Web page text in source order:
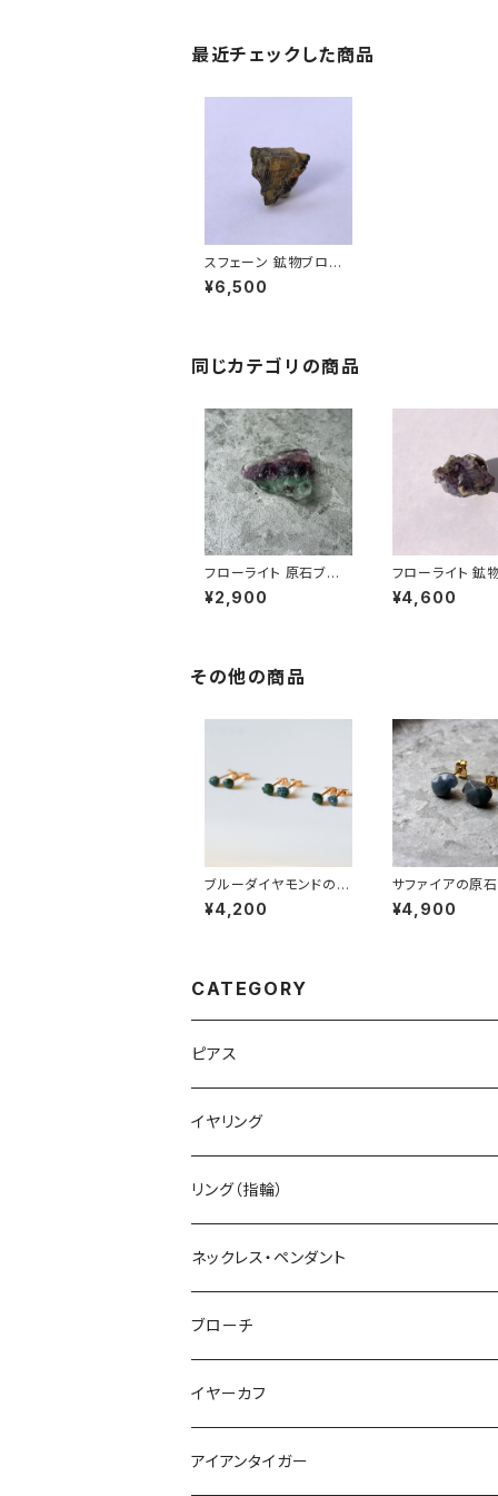
最近チェックした商品
スフェーン 鉱物ブロー
チ 一点もの 原石 天然
石 ハンドメイド アクセ
¥6,500
同じカテゴリの商品
フローライト 原石ブロ
ーチ 一点もの 鉱物 天
然石 ハンドメイド アク
¥2,900
フローライト 鉱
ーチ 一点もの
然石 ハンドメイ
¥4,600
その他の商品
ブルーダイヤモンドの原
石ミニピアス 天然石 鉱
物 ダイアモンド (No.2
¥4,200
サファイアの原
一点もの 鉱物
金属アレルギー
¥4,900
CATEGORY
ピアス
イヤリング
リング（指輪）
ネックレス・ペンダント
ブローチ
イヤーカフ
アイアンタイガー